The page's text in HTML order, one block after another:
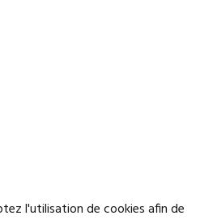
l'utilisation de cookies afin de